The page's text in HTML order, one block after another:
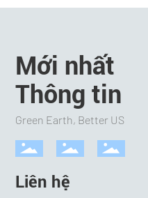
Mới nhất
Thông tin
Green Earth, Better US
Liên hệ